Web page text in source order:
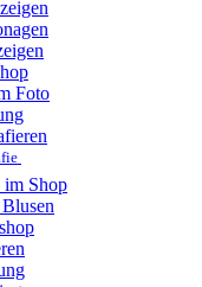
Foto
Shop